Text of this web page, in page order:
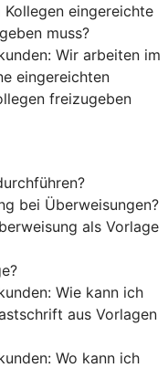
eingereichte
muss?
Wir arbeiten im
eingereichten
freizugeben
bei Überweisungen?
als Vorlage
Wie kann ich
aus Vorlagen
Wo kann ich